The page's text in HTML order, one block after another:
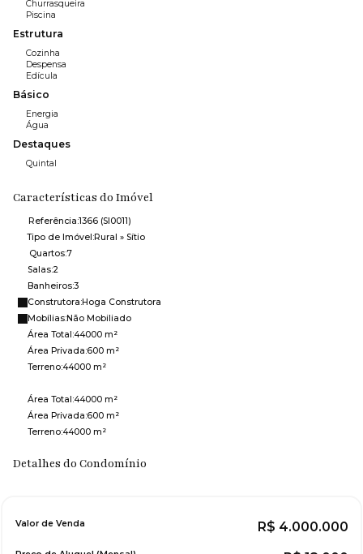
Churrasqueira
Piscina
Estrutura
Cozinha
Despensa
Edícula
Básico
Energia
Água
Destaques
Quintal
Características do Imóvel
Referência:1366 (SI0011)
Tipo de Imóvel:Rural » Sítio
Quartos:7
Salas:2
Banheiros:3
Construtora:Hoga Construtora
Mobílias:Não Mobiliado
Área Total:44000 m²
Área Privada:600 m²
Terreno:44000 m²
Área Total:44000 m²
Área Privada:600 m²
Terreno:44000 m²
Detalhes do Condomínio
R$ 4.000.000
Valor de Venda